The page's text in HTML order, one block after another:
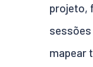
projeto,
mapear